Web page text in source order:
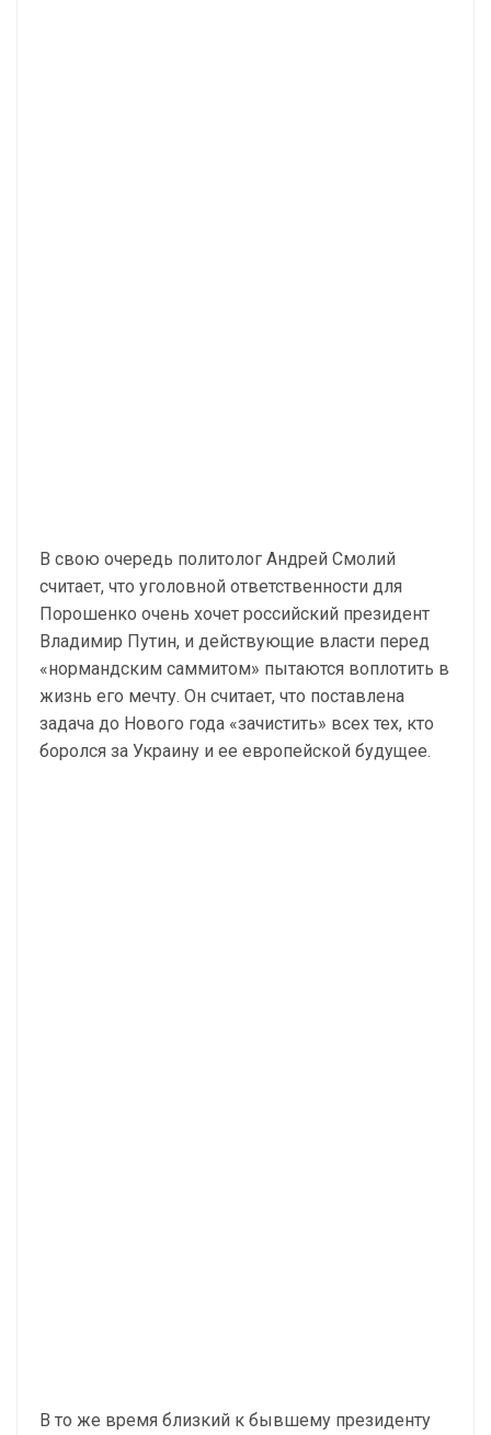
В свою очередь политолог Андрей Смолий
считает, что уголовной ответственности для
Порошенко очень хочет российский президент
Владимир Путин, и действующие власти перед
«нормандским саммитом» пытаются воплотить в
жизнь его мечту. Он считает, что поставлена
задача до Нового года «зачистить» всех тех, кто
боролся за Украину и ее европейской будущее.
В то же время близкий к бывшему президенту